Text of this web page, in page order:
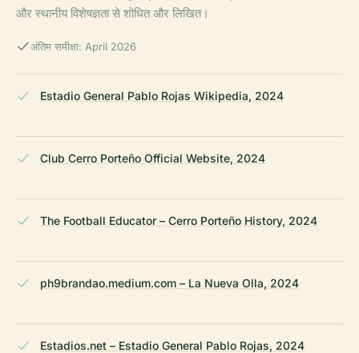
और स्थानीय विशेषज्ञता से शोधित और लिखित।
अंतिम समीक्षा: April 2026
Estadio General Pablo Rojas Wikipedia, 2024
Club Cerro Porteño Official Website, 2024
The Football Educator – Cerro Porteño History, 2024
ph9brandao.medium.com – La Nueva Olla, 2024
Estadios.net – Estadio General Pablo Rojas, 2024